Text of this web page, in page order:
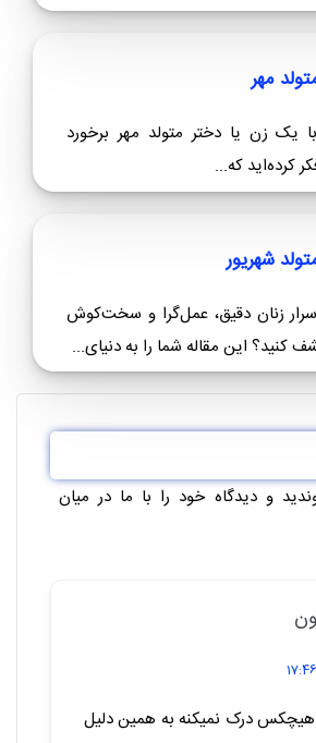
پیچیده و جذاب شخصیت زنان
آیا می‌خواهید بدانید که چگونه
مهر
یک زن یا دختر متولد مهر برخورد
کرده‌اید که...
شهریور
زنان دقیق، عمل‌گرا و سخت‌کوش
کنید؟ این مقاله شما را به دنیای...
و دیدگاه خود را با ما در میان